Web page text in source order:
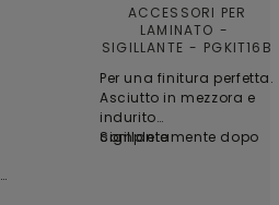
ACCESSORI PER
LAMINATO
SIGILLANTE
PGKIT16B
Per una finitura perfetta.
Asciutto in mezzora e
indurito
completamente dopo
Sigillante